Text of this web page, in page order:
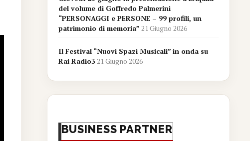
del volume di Goffredo Palmerini
“PERSONAGGI e PERSONE – 99 profili, un
patrimonio di memoria” 21 Giugno 2026
Il Festival “Nuovi Spazi Musicali” in onda su
Rai Radio321 Giugno 2026
BUSINESS PARTNER